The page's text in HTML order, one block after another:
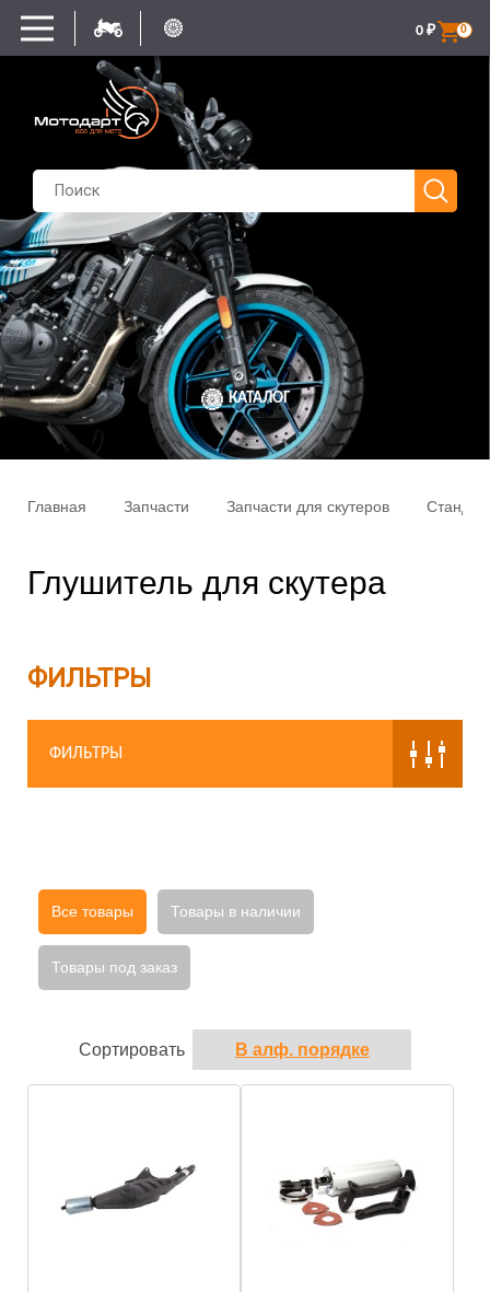
0
0 ₽
КАТАЛОГ
Главная Запчасти Запчасти для скутеров
Глушитель для скутера
ФИЛЬТРЫ
ФИЛЬТРЫ
Все товары Товары в наличии
Товары под заказ
Сортировать